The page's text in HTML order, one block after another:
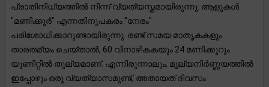
പ്രാതിനിധ്യത്തിൽ നിന്ന് വ്യത്യസ്തമായിരുന്നു. ആളുകൾ
"മണിക്കൂർ" എന്നതിനുപകരം "നേരം"
പരിശോധിക്കാറുണ്ടായിരുന്നു. രണ്ട് സമയ മാതൃകകളും
താരതമ്യം ചെയ്താൽ, 60 വിനാഴികകയും 24 മണിക്കൂറും
യൂണിറ്റിൽ തുല്യമാണ്. എന്നിരുന്നാലും, മൂല്യനിർണ്ണയത്തിൽ
ഇപ്പോഴും ഒരു വ്യത്യാസമുണ്ട്, അതായത് ദിവസം